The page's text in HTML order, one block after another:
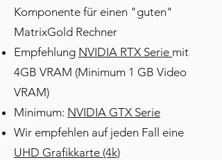
Komponente für einen "guten"
MatrixGold Rechner
Empfehlung NVIDIA RTX Serie mit
4GB VRAM (Minimum 1 GB Video
VRAM)
Minimum: NVIDIA GTX Serie
Wir empfehlen auf jeden Fall eine
UHD Grafikkarte (4k)